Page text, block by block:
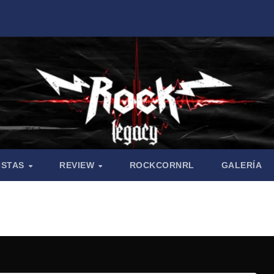
REVIEW ROCKCORNRL GALERÍA